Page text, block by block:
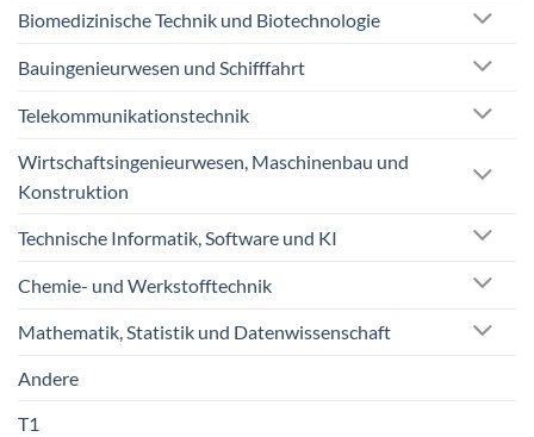
Biomedizinische Technik und Biotechnologie
Bauingenieurwesen und Schifffahrt
Telekommunikationstechnik
Wirtschaftsingenieurwesen, Maschinenbau und
Konstruktion
Technische Informatik, Software und KI
Chemie- und Werkstofftechnik
Mathematik, Statistik und Datenwissenschaft
Andere
T1